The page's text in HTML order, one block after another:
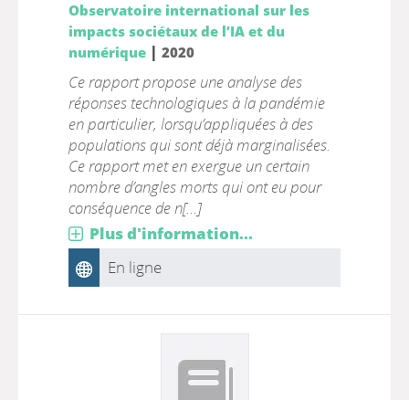
Observatoire international sur les
impacts sociétaux de l’IA et du
numérique| 2020
Ce rapport propose une analyse des
réponses technologiques à la pandémie
en particulier, lorsqu’appliquées à des
populations qui sont déjà marginalisées.
Ce rapport met en exergue un certain
nombre d’angles morts qui ont eu pour
conséquence de n[...]
Plus d'information...
En ligne